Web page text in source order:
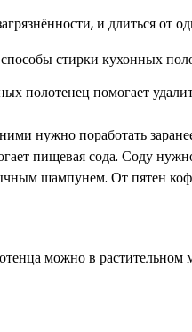
и длиться от
полотенец помогает
нужно поработать
пищевая сода. Соду
шампунем. От пятен
можно в